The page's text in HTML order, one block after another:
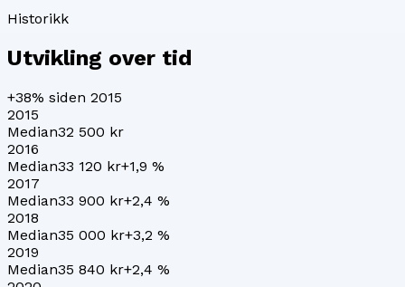
Historikk
Utvikling over tid
+38% siden 2015
2015
Median32 500 kr
2016
Median33 120 kr+1,9 %
2017
Median33 900 kr+2,4 %
2018
Median35 000 kr+3,2 %
2019
Median35 840 kr+2,4 %